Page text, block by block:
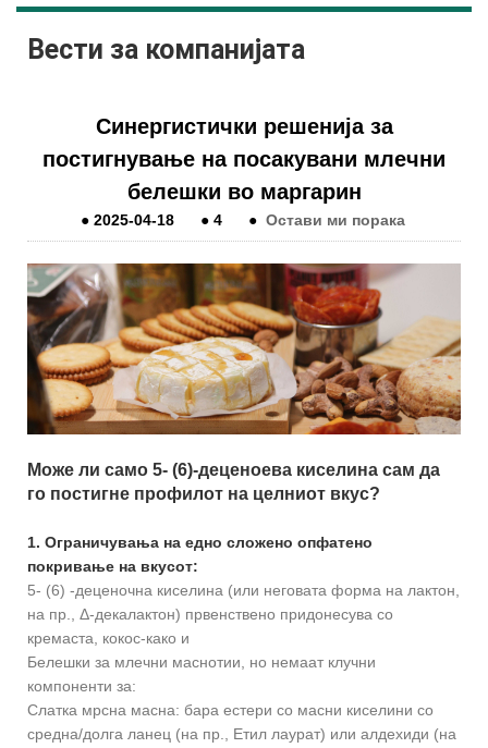
Вести за компанијата
Синергистички решенија за
постигнување на посакувани млечни
белешки во маргарин
●2025-04-18 ●4 ● Остави ми порака
Може ли само 5- (6)-деценоева киселина сам да
го постигне профилот на целниот вкус?
1. Ограничувања на едно сложено опфатено
покривање на вкусот:
5- (6) -деценочна киселина (или неговата форма на лактон,
на пр., Δ-декалактон) првенствено придонесува со
кремаста, кокос-како и
Белешки за млечни маснотии, но немаат клучни
компоненти за:
Слатка мрсна масна: бара естери со масни киселини со
средна/долга ланец (на пр., Етил лаурат) или алдехиди (на